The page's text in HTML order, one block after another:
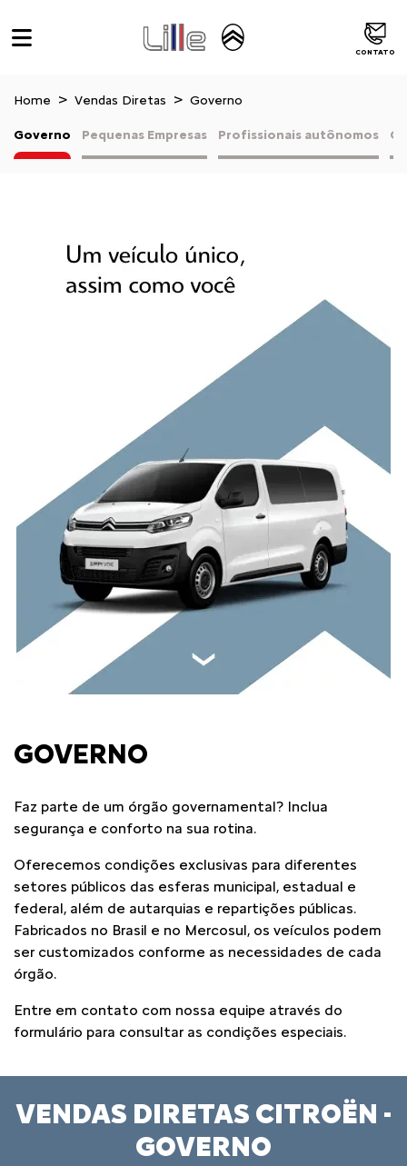
CONTATO
Home Vendas Diretas Governo
Pequenas Empresas Profissionais autônomos
Governo
GOVERNO
Faz parte de um órgão governamental? Inclua
segurança e conforto na sua rotina.
Oferecemos condições exclusivas para diferentes
setores públicos das esferas municipal, estadual e
federal, além de autarquias e repartições públicas.
Fabricados no Brasil e no Mercosul, os veículos podem
ser customizados conforme as necessidades de cada
órgão.
Entre em contato com nossa equipe através do
formulário para consultar as condições especiais.
VENDAS DIRETAS CITROËN -
GOVERNO